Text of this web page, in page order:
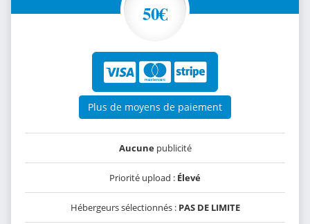
50€
Plus de moyens de paiement
Aucunepublicité
Priorité upload : Élevé
Hébergeurs sélectionnés : PAS DE LIMITE